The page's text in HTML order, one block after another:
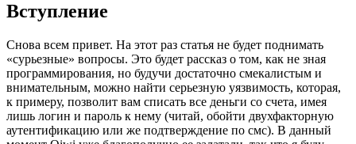
Вступление
Снова всем привет. На этот раз статья не будет поднимать
«сурьезные» вопросы. Это будет рассказ о том, как не зная
программирования, но будучи достаточно смекалистым и
внимательным, можно найти серьезную уязвимость, которая,
к примеру, позволит вам списать все деньги со счета, имея
лишь логин и пароль к нему (читай, обойти двухфакторную
аутентификацию или же подтверждение по смс). В данный